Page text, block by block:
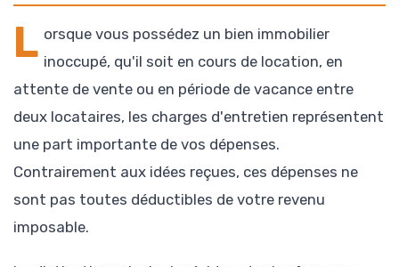
L orsque vous possédez un bien immobilier
inoccupé, qu'il soit en cours de location, en
attente de vente ou en période de vacance entre
deux locataires, les charges d'entretien représentent
une part importante de vos dépenses.
Contrairement aux idées reçues, ces dépenses ne
sont pas toutes déductibles de votre revenu
imposable.